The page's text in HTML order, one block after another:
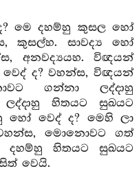
මෙ දහම්හු කුසල හෝ
කුසල්හ. සාවද්‍ය හෝ
අනවද්‍යයහ. විඥයන්
ද? වහන්ස, විඥයන්
ගන්නා ලද්දාහු
හිතයට සුඛයට
හෝ වෙද් ද? මෙහි ලා
මොනොවට ගත්
හිතයට සුඛයට
වෙයි.